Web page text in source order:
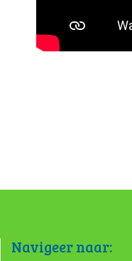
Navigeer naar: